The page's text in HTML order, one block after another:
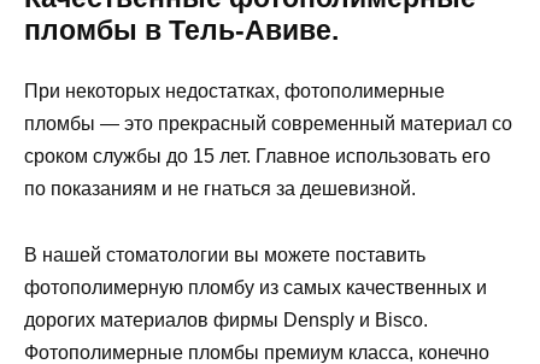
пломбы в Тель-Авиве.
При некоторых недостатках, фотополимерные
пломбы — это прекрасный современный материал со
сроком службы до 15 лет. Главное использовать его
по показаниям и не гнаться за дешевизной.
В нашей стоматологии вы можете поставить
фотополимерную пломбу из самых качественных и
дорогих материалов фирмы Densply и Bisco.
Фотополимерные пломбы премиум класса, конечно